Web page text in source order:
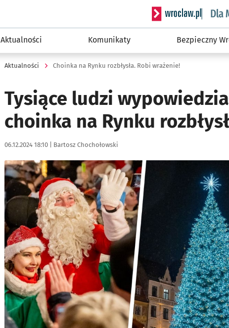
Serwis informacyjny
Aktualności Komunikaty Bezpieczny
Aktualności Choinka na Rynku rozbłysła. Robi wrażenie!
Tysiące ludzi
choinka na Rynku
Data publikacji:
06.12.2024 18:10 | Autor:
Bartosz Chochołowski
Kliknij, aby zobaczyć galerię